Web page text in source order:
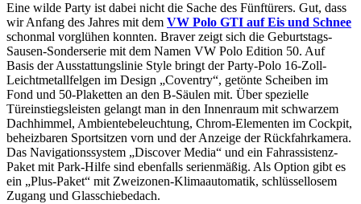
Eine wilde Party ist dabei nicht die Sache des Fünftürers. Gut, dass
wir Anfang des Jahres mit dem VW Polo GTI auf Eis und Schnee
schonmal vorglühen konnten. Braver zeigt sich die Geburtstags-
Sausen-Sonderserie mit dem Namen VW Polo Edition 50. Auf
Basis der Ausstattungslinie Style bringt der Party-Polo 16-Zoll-
Leichtmetallfelgen im Design „Coventry“, getönte Scheiben im
Fond und 50-Plaketten an den B-Säulen mit. Über spezielle
Türeinstiegsleisten gelangt man in den Innenraum mit schwarzem
Dachhimmel, Ambientebeleuchtung, Chrom-Elementen im Cockpit,
beheizbaren Sportsitzen vorn und der Anzeige der Rückfahrkamera.
Das Navigationssystem „Discover Media“ und ein Fahrassistenz-
Paket mit Park-Hilfe sind ebenfalls serienmäßig. Als Option gibt es
ein „Plus-Paket“ mit Zweizonen-Klimaautomatik, schlüssellosem
Zugang und Glasschiebedach.